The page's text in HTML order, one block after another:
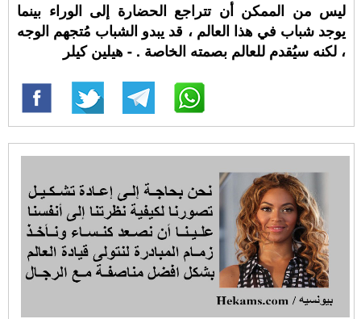
ليس من الممكن أن تتراجع الحضارة إلى الوراء بينما
يوجد شباب في هذا العالم ، قد يبدو الشباب مُتجهم الوجه
، لكنه سيُقدم للعالم بصمته الخاصة . - هيلين كيلر